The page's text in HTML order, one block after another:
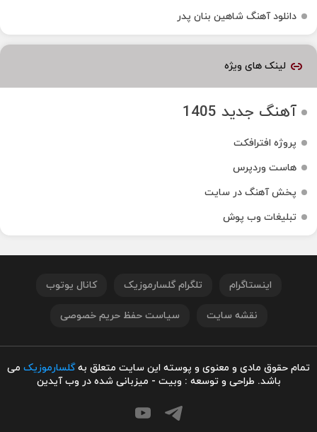
دانلود آهنگ شاهین بنان پدر
لینک های ویژه
آهنگ جدید 1405
پروژه افترافکت
هاست وردپرس
پخش آهنگ در سایت
تبلیغات وب پوش
اینستاگرام تلگرام گلسارموزیک کانال یوتوب
نقشه سایت سیاست حفظ حریم خصوصی
تمام حقوق مادی و معنوی و پوسته این سایت متعلق بهگلسارموزیک می
باشد. طراحی و توسعه : وبیت - میزبانی شده در وب آیدین